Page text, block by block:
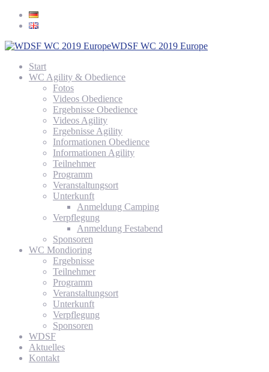
WDSF WC 2019 Europe
Start
WC Agility & Obedience
Fotos
Videos Obedience
Ergebnisse Obedience
Videos Agility
Ergebnisse Agility
Informationen Obedience
Informationen Agility
Teilnehmer
Programm
Veranstaltungsort
Unterkunft
Anmeldung Camping
Verpflegung
Anmeldung Festabend
Sponsoren
WC Mondioring
Ergebnisse
Teilnehmer
Programm
Veranstaltungsort
Unterkunft
Verpflegung
Sponsoren
WDSF
Aktuelles
Kontakt